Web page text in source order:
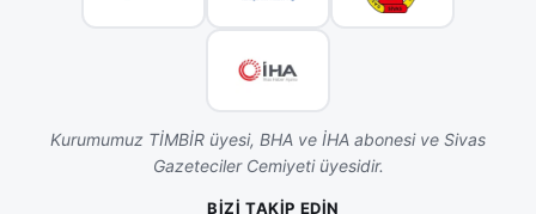
Kurumumuz TİMBİR üyesi, BHA ve İHA abonesi ve Sivas
Gazeteciler Cemiyeti üyesidir.
BIZI TAKIP EDIN